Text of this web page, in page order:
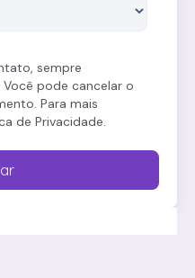
sempre
pode cancelar o
Para mais
de Privacidade.